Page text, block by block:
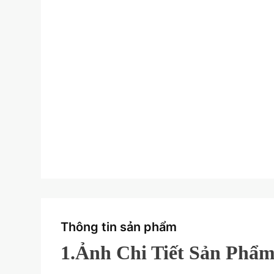
Thông tin sản phẩm
1.Ảnh Chi Tiết Sản Phẩm